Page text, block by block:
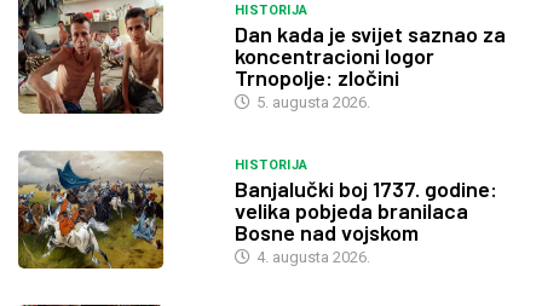
HISTORIJA
Dan kada je svijet saznao za
koncentracioni logor
Trnopolje: zločini
5. augusta 2026.
HISTORIJA
Banjalučki boj 1737. godine:
velika pobjeda branilaca
Bosne nad vojskom
4. augusta 2026.